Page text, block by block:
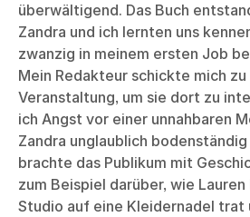
überwältigend. Das Buch
Zandra und ich lernten uns
zwanzig in meinem ersten Job
Mein Redakteur schickte mich
Veranstaltung, um sie dort zu
ich Angst vor einer unnahbaren
Zandra unglaublich
brachte das Publikum mit
zum Beispiel darüber, wie Lauren
Studio auf eine Kleidernadel trat